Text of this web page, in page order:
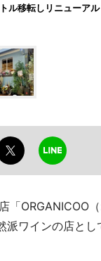
ル移転しリニューアル
「ORGANICOO
ワインの店とし